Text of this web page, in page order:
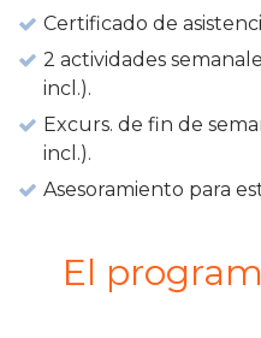
Certificado de
2 actividades
incl.).
Excurs. de fin de
incl.).
Asesoramiento para
El